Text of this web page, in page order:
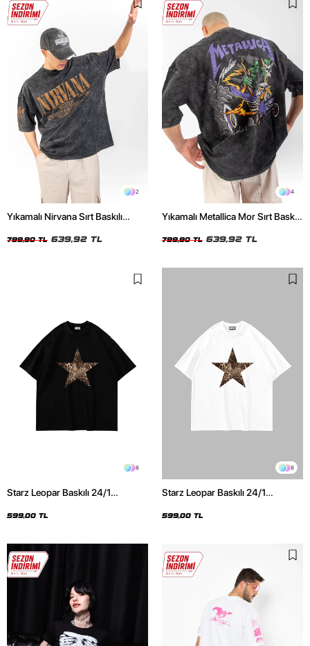
2
Yıkamalı Nirvana Sırt Baskılı
799,90 TL 639,92 TL
4
Yıkamalı Metallica Mor Sırt Baskılı
799,90 TL 639,92 TL
8
Starz Leopar Baskılı 24/1
599,00 TL
8
Starz Leopar Baskılı 24/1
599,00 TL